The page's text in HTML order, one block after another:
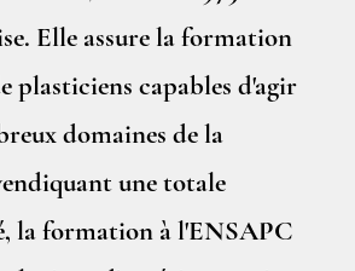
Elle assure la formation
plasticiens capables d'agir
domaines de la
une totale
la formation à l'ENSAPC